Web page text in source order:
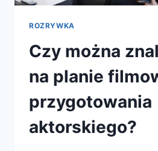
ROZRYWKA
Czy można
na planie
przygotowania
aktorskiego?